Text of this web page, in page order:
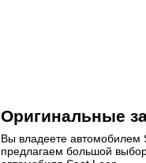
Оригинальные
Вы владеете автомобилем
предлагаем большой